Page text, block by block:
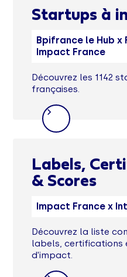
Startups à
Bpifrance le Hub x
Impact France
Découvrez les 1142
françaises.
Labels,
& Scores
Impact France x
Découvrez la liste
labels, certifications
d'impact.